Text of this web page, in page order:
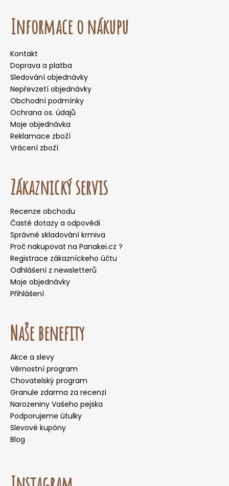
Informace o nákupu
Kontakt
Doprava a platba
Sledování objednávky
Nepřevzetí objednávky
Obchodní podmínky
Ochrana os. údajů
Moje objednávka
Reklamace zboží
Vrácení zboží
Zákaznický servis
Recenze obchodu
Časté dotazy a odpovědi
Správné skladování krmiva
Proč nakupovat na Panakei.cz ?
Registrace zákazníckeho účtu
Odhlášení z newsletterů
Moje objednávky
Přihlášení
Naše benefity
Akce a slevy
Věrnostní program
Chovatelský program
Granule zdarma za recenzi
Narozeniny Vašeho pejska
Podporujeme útulky
Slevové kupóny
Blog